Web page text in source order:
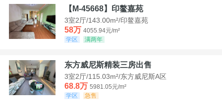
【M-45668】印鳌嘉苑
3室2厅/143.00m²/印鳌嘉苑
58万 4055.94元/m²
学区
满两年
东方威尼斯精装三房出售
3室2厅/115.03m²/东方威尼斯A区
68.8万 5981.05元/m²
学区
急售